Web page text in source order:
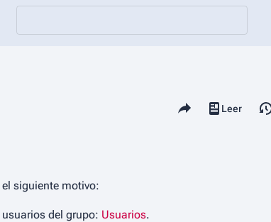
Comparte esta página
Vistas
Leer
Ver
siguiente motivo:
del grupo: Usuarios.